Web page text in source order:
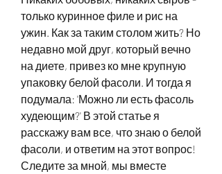
только куринное филе и рис на
ужин. Как за таким столом жить? Но
недавно мой друг, который вечно
на диете, привез ко мне крупную
упаковку белой фасоли. И тогда я
подумала: 'Можно ли есть фасоль
худеющим?' В этой статье я
расскажу вам все, что знаю о белой
фасоли, и ответим на этот вопрос!
Следите за мной, мы вместе